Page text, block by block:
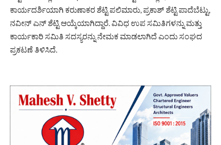
ಕಾರ್ಯದರ್ಶಿಯಾಗಿ ಕರುಣಾಕರ ಶೆಟ್ಟಿ ಪಲಿಮಾರು, ಪ್ರಕಾಶ್ ಶೆಟ್ಟಿ ಪಾದೆಬೆಟ್ಟು,
ನವೀನ್ ಎನ್ ಶೆಟ್ಟಿ ಆಯ್ಕೆಯಾಗಿದ್ದಾರೆ. ವಿವಿಧ ಉಪ ಸಮಿತಿಗಳನ್ನು ಮತ್ತು
ಕಾರ್ಯಕಾರಿ ಸಮಿತಿ ಸದಸ್ಯರನ್ನು ನೇಮಕ ಮಾಡಲಾಗಿದೆ ಎಂದು ಸಂಘದ
ಪ್ರಕಟಣೆ ತಿಳಿಸಿದೆ.